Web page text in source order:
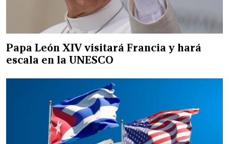
Papa León XIV visitará Francia y hará
escala en la UNESCO